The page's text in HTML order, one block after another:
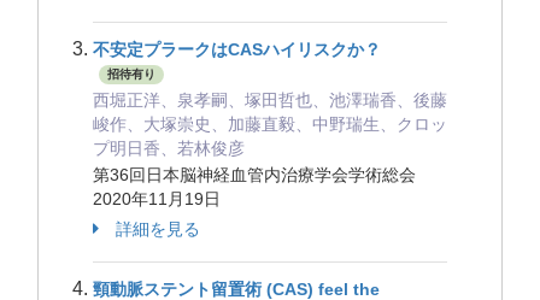
不安定プラークはCASハイリスクか？
招待有り
西堀正洋、泉孝嗣、塚田哲也、池澤瑞香、後藤
峻作、大塚崇史、加藤直毅、中野瑞生、クロッ
プ明日香、若林俊彦
第36回日本脳神経血管内治療学会学術総会
2020年11月19日
詳細を見る
頸動脈ステント留置術 (CAS) feel the